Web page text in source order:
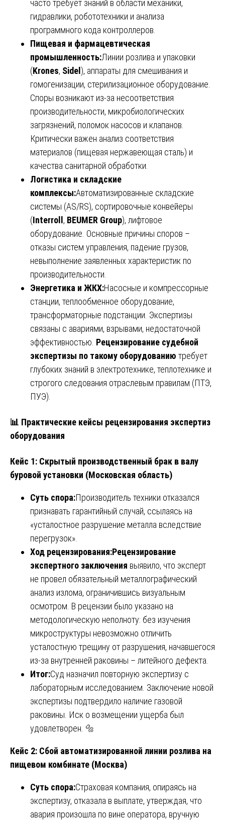
часто требует знаний в области механики,
гидравлики, робототехники и анализа
программного кода контроллеров.
Пищевая и фармацевтическая
промышленность:Линии розлива и упаковки
(Krones, Sidel ), аппараты для смешивания и
гомогенизации, стерилизационное оборудование.
Споры возникают из-за несоответствия
производительности, микробиологических
загрязнений, поломок насосов и клапанов.
Критически важен анализ соответствия
материалов (пищевая нержавеющая сталь) и
качества санитарной обработки.
Логистика и складские
комплексы:Автоматизированные складские
системы (AS/RS), сортировочные конвейеры
(Interroll , BEUMER Group), лифтовое
оборудование. Основные причины споров –
отказы систем управления, падение грузов,
невыполнение заявленных характеристик по
производительности.
Энергетика и ЖКХ:Насосные и компрессорные
станции, теплообменное оборудование,
трансформаторные подстанции. Экспертизы
связаны с авариями, взрывами, недостаточной
эффективностью. Рецензирование судебной
экспертизы по такому оборудованию требует
глубоких знаний в электротехнике, теплотехнике и
строгого следования отраслевым правилам (ПТЭ,
ПУЭ).
📊 Практические кейсы рецензирования экспертиз
оборудования
Кейс 1: Скрытый производственный брак в валу
буровой установки (Московская область)
Суть спора:Производитель техники отказался
признавать гарантийный случай, ссылаясь на
«усталостное разрушение металла вследствие
перегрузок».
Ход рецензирования:Рецензирование
экспертного заключения выявило, что эксперт
не провел обязательный металлографический
анализ излома, ограничившись визуальным
осмотром. В рецензии было указано на
методологическую неполноту: без изучения
микроструктуры невозможно отличить
усталостную трещину от разрушения, начавшегося
из-за внутренней раковины – литейного дефекта.
Итог:Суд назначил повторную экспертизу с
лабораторным исследованием. Заключение новой
экспертизы подтвердило наличие газовой
раковины. Иск о возмещении ущерба был
удовлетворен. 🔩
Кейс 2: Сбой автоматизированной линии розлива на
пищевом комбинате (Москва)
Суть спора:Страховая компания, опираясь на
экспертизу, отказала в выплате, утверждая, что
авария произошла по вине оператора, вручную